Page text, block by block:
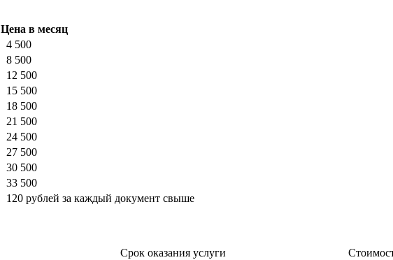
Цена в месяц
4 500
8 500
12 500
15 500
18 500
21 500
24 500
27 500
30 500
33 500
120 рублей за каждый документ свыше
Срок оказания услуги